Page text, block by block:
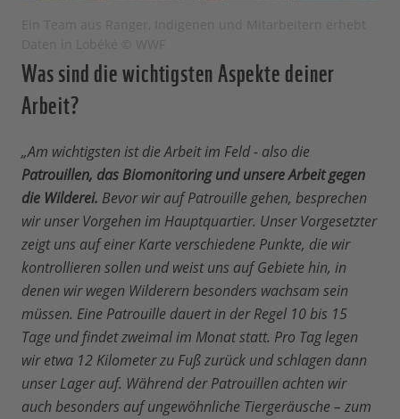
Was sind die wichtigsten Aspekte deiner
Arbeit?
„Am wichtigsten ist die Arbeit im Feld - also die
Patrouillen, das Biomonitoring und unsere Arbeit gegen
die Wilderei. Bevor wir auf Patrouille gehen, besprechen
wir unser Vorgehen im Hauptquartier. Unser Vorgesetzter
zeigt uns auf einer Karte verschiedene Punkte, die wir
kontrollieren sollen und weist uns auf Gebiete hin, in
denen wir wegen Wilderern besonders wachsam sein
müssen. Eine Patrouille dauert in der Regel 10 bis 15
Tage und findet zweimal im Monat statt. Pro Tag legen
wir etwa 12 Kilometer zu Fuß zurück und schlagen dann
unser Lager auf. Während der Patrouillen achten wir
auch besonders auf ungewöhnliche Tiergeräusche – zum